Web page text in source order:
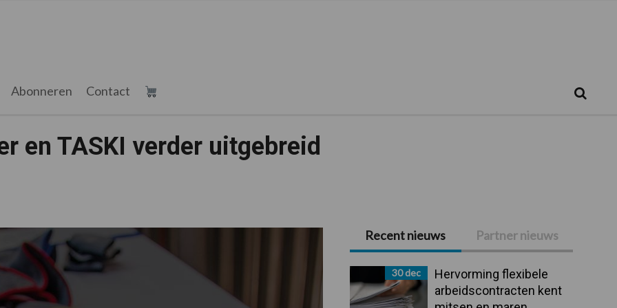
Abonneren Contact
en TASKI verder uitgebreid
Primaire
Sidebar
Recent nieuws Partner nieuws
30 dec
Hervorming flexibele
arbeidscontracten kent